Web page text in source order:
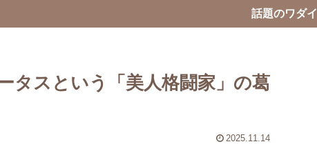
話題のワダイ
タスという「美人格闘家」の葛
2025.11.14